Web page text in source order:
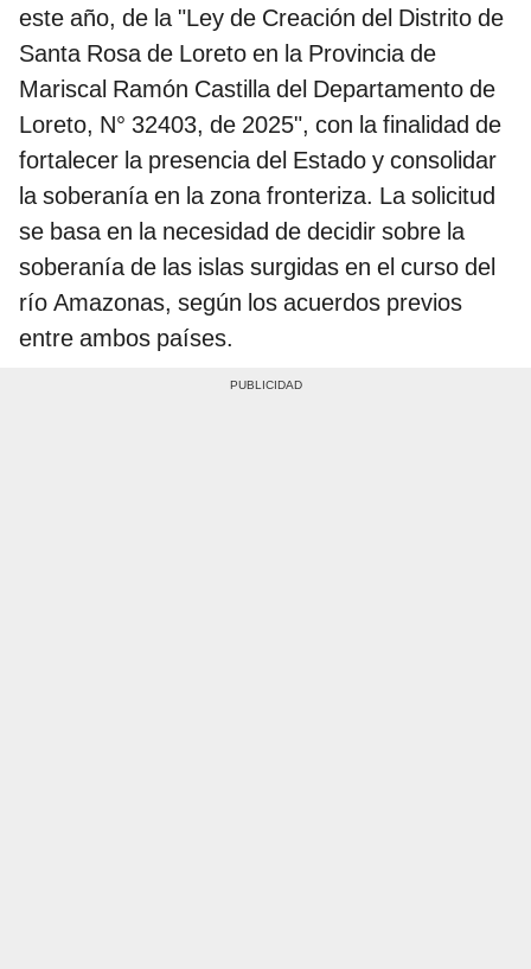
este año, de la "Ley de Creación del Distrito de
Santa Rosa de Loreto en la Provincia de
Mariscal Ramón Castilla del Departamento de
Loreto, N° 32403, de 2025", con la finalidad de
fortalecer la presencia del Estado y consolidar
la soberanía en la zona fronteriza. La solicitud
se basa en la necesidad de decidir sobre la
soberanía de las islas surgidas en el curso del
río Amazonas, según los acuerdos previos
entre ambos países.